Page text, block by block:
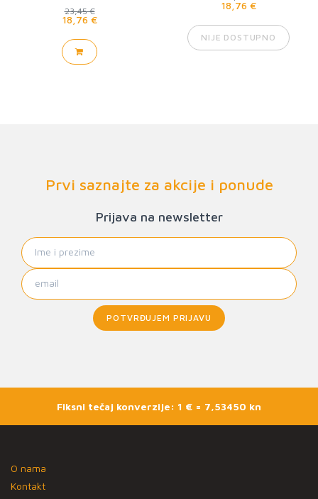
23,45 €
18,76 €
18,76 €
NIJE DOSTUPNO
Prvi saznajte za akcije i ponude
Prijava na newsletter
POTVRĐUJEM PRIJAVU
Fiksni tečaj konverzije: 1 € = 7,53450 kn
O nama
Kontakt